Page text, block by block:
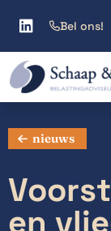
Bel ons!

nieuws
en